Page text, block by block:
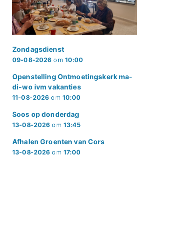
Zondagsdienst
09-08-2026 om 10:00
Openstelling Ontmoetingskerk ma-
di-wo ivm vakanties
11-08-2026 om 10:00
Soos op donderdag
13-08-2026 om 13:45
Afhalen Groenten van Cors
13-08-2026 om 17:00